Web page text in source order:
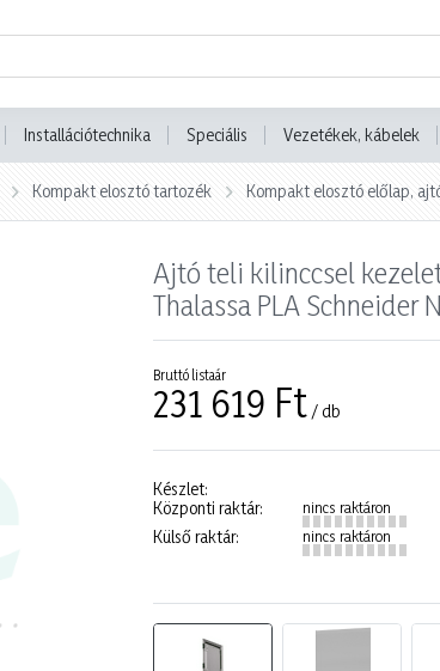
Installációtechnika Speciális Vezetékek, kábelek
Kompakt elosztó tartozék Kompakt elosztó előlap,
Ajtó teli kilinccsel
Thalassa PLA Schneider
Bruttó listaár
231 619 Ft / db
Készlet:
Központi raktár:
nincs raktáron
Külső raktár: nincs raktáron